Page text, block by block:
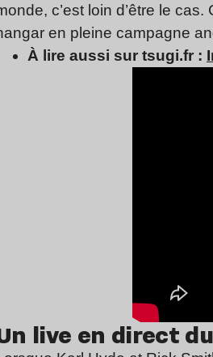
c’est loin d’être le
en pleine campagne
À lire aussi sur tsugi.fr :
live en direct